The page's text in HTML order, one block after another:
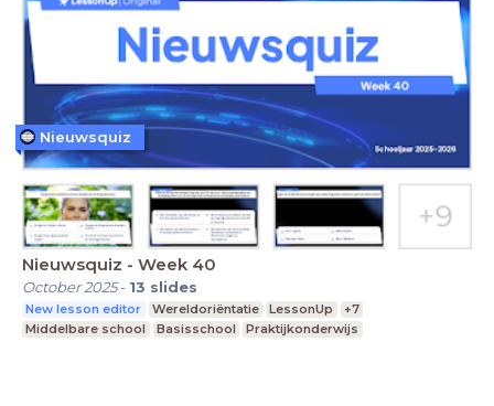
Nieuwsquiz - Week 40
October 2025- 13 slides
New lesson editor Wereldoriëntatie LessonUp
+7
Middelbare school
Basisschool Praktijkonderwijs
Nieuwsquiz